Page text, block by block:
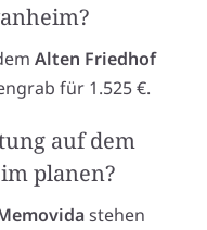
Alten Friedhof
für 1.525 €.
auf dem
planen?
stehen